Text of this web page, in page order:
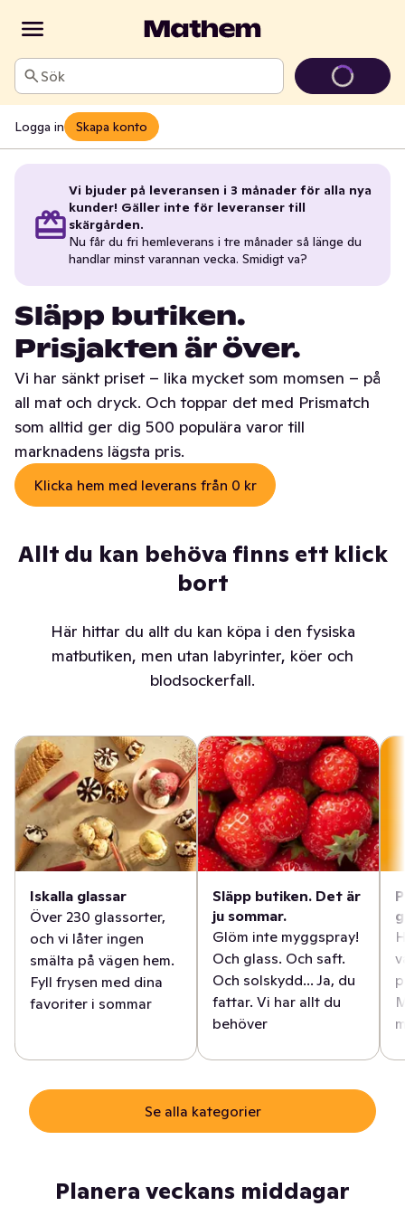
Sök
Logga in Skapa konto
Vi bjuder på leveransen i 3 månader för alla nya
kunder! Gäller inte för leveranser till
skärgården.
Nu får du fri hemleverans i tre månader så länge du
handlar minst varannan vecka. Smidigt va?
Släpp butiken.
Prisjakten är över.
Vi har sänkt priset – lika mycket som momsen – på
all mat och dryck. Och toppar det med Prismatch
som alltid ger dig 500 populära varor till
marknadens lägsta pris.
Klicka hem med leverans från 0 kr
Allt du kan behöva finns ett klick
bort
Här hittar du allt du kan köpa i den fysiska
matbutiken, men utan labyrinter, köer och
blodsockerfall.
Iskalla glassar
Över 230 glassorter,
och vi låter ingen
smälta på vägen hem.
Fyll frysen med dina
favoriter i sommar
Släpp butiken. Det är
ju sommar.
Glöm inte myggspray!
Och glass. Och saft.
Och solskydd... Ja, du
fattar. Vi har allt du
behöver
Se alla kategorier
Planera veckans middagar